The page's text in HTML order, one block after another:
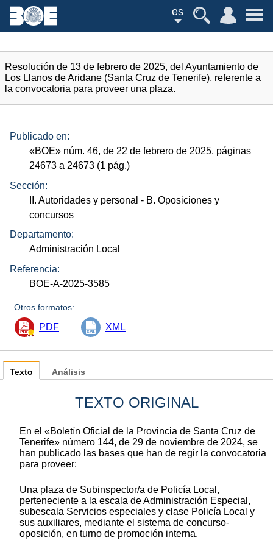
es
Resolución de 13 de febrero de 2025, del Ayuntamiento de
Los Llanos de Aridane (Santa Cruz de Tenerife), referente a
la convocatoria para proveer una plaza.
Publicado en:
«BOE» núm. 46, de 22 de febrero de 2025, páginas
24673 a 24673 (1 pág.)
Sección:
II. Autoridades y personal - B. Oposiciones y
concursos
Departamento:
Administración Local
Referencia:
BOE-A-2025-3585
Otros formatos:
PDF XML
Texto
TEXTO ORIGINAL
En el «Boletín Oficial de la Provincia de Santa Cruz de
Tenerife» número 144, de 29 de noviembre de 2024, se
han publicado las bases que han de regir la convocatoria
para proveer:
Una plaza de Subinspector/a de Policía Local,
perteneciente a la escala de Administración Especial,
subescala Servicios especiales y clase Policía Local y
sus auxiliares, mediante el sistema de concurso-
oposición, en turno de promoción interna.
Análisis